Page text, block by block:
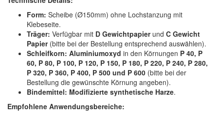
Form: Scheibe (Ø150mm) ohne Lochstanzung mit
Klebeseite.
Träger: Verfügbar mit D Gewichtpapierund C Gewicht
Papier(bitte bei der Bestellung entsprechend auswählen).
Schleifkorn: Aluminiumoxyd in den Körnungen P 40, P
60, P 80, P 100, P 120, P 150, P 180, P 220, P 240, P 280,
P 320, P 360, P 400, P 500 und P 600 (bitte bei der
Bestellung die gewünschte Körnung angeben).
Bindemittel: Modifizierte synthetische Harze.
Empfohlene Anwendungsbereiche: